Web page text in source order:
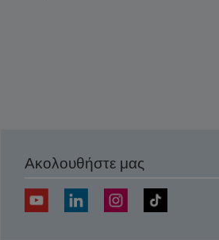
Ακολουθήστε μας